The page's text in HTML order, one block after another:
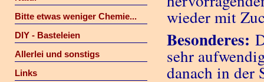
Bitte etwas weniger Chemie...
DIY - Basteleien
Allerlei und sonstigs
Links
wieder mit
Besonderes:
sehr
danach in der